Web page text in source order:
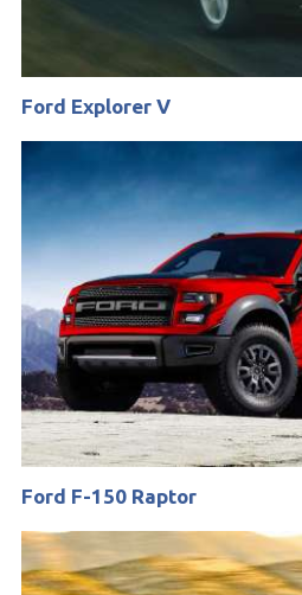
Ford Explorer V
Ford F-150 Raptor